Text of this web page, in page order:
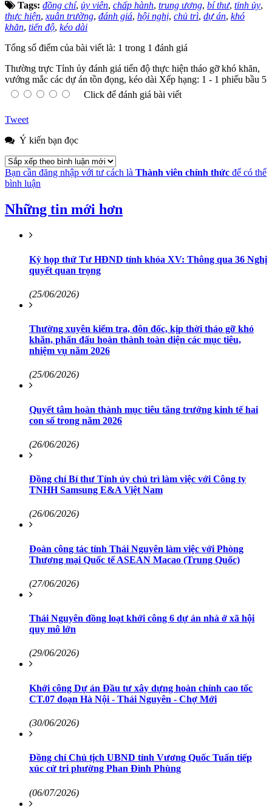
Tags: đồng chí, ủy viên, chấp hành, trung ương, bí thư, tỉnh ủy,
thực hiện,xuân trường, đánh giá, hội nghị, chủ trì, dự án, khó
khăn, tiến độ, kéo dài
Tổng số điểm của bài viết là: 1 trong 1 đánh giá
Thường trực Tỉnh ủy đánh giá tiến độ thực hiện tháo gỡ khó khăn,
vướng mắc các dự án tồn đọng, kéo dài Xếp hạng: 1 - 1 phiếu bầu 5
Click để đánh giá bài viết
Tweet
Ý kiến bạn đọc
Bạn cần đăng nhập với tư cách là Thành viên chính thức để có thể
bình luận
Những tin mới hơn
Kỳ họp thứ Tư HĐND tỉnh khóa XV: Thông qua 36 Nghị
quyết quan trọng
(25/06/2026)
Thường xuyên kiểm tra, đôn đốc, kịp thời tháo gỡ khó
khăn, phấn đấu hoàn thành toàn diện các mục tiêu,
nhiệm vụ năm 2026
(25/06/2026)
Quyết tâm hoàn thành mục tiêu tăng trưởng kinh tế hai
con số trong năm 2026
(26/06/2026)
Đồng chí Bí thư Tỉnh ủy chủ trì làm việc với Công ty
TNHH Samsung E&A Việt Nam
(26/06/2026)
Đoàn công tác tỉnh Thái Nguyên làm việc với Phòng
Thương mại Quốc tế ASEAN Macao (Trung Quốc)
(27/06/2026)
Thái Nguyên đồng loạt khởi công 6 dự án nhà ở xã hội
quy mô lớn
(29/06/2026)
Khởi công Dự án Đầu tư xây dựng hoàn chỉnh cao tốc
CT.07 đoạn Hà Nội - Thái Nguyên - Chợ Mới
(30/06/2026)
Đồng chí Chủ tịch UBND tỉnh Vương Quốc Tuấn tiếp
xúc cử tri phường Phan Đình Phùng
(06/07/2026)